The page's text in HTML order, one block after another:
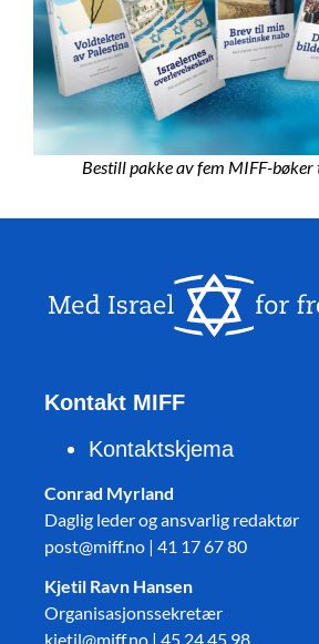
Bestill pakke av fem MIFF-bøker
Kontakt MIFF
Kontaktskjema
Conrad Myrland
Daglig leder og ansvarlig redaktør
post@miff.no | 41 17 67 80
Kjetil Ravn Hansen
Organisasjonssekretær
kjetil@miff.no | 45 24 45 98